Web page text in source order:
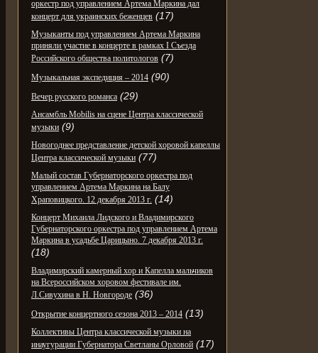
оркестр под управлением Артема Маркина дал
концерт для украинских беженцев (17)
Музыканты под управлением Артема Маркина
приняли участие в концерте в рамках I Съезда
Российского общества политологов (7)
Музыкальная экспедиция – 2014 (90)
Вечер русского романса (29)
Ансамбль Mobilis на сцене Центра классической
музыки (9)
Новогоднее представление детской хоровой капеллы
Центра классической музыки (77)
Малый состав Губернаторского оркестра под
управлением Артема Маркина на Балу
Храповицкого. 12 декабря 2013 г. (14)
Концерт Михаила Лидского и Владимирского
Губернаторского оркестра под управлением Артема
Маркина в усадьбе Царицыно. 7 декабря 2013 г.
(18)
Владимирский камерный хор и Капелла мальчиков
на Всероссийском хоровом фестивале им.
Л.Сивухина в Н. Новгороде (36)
Открытие концертного сезона 2013 – 2014 (13)
Коллективы Центра классической музыки на
инаугурации Губернатора Светланы Орловой (17)